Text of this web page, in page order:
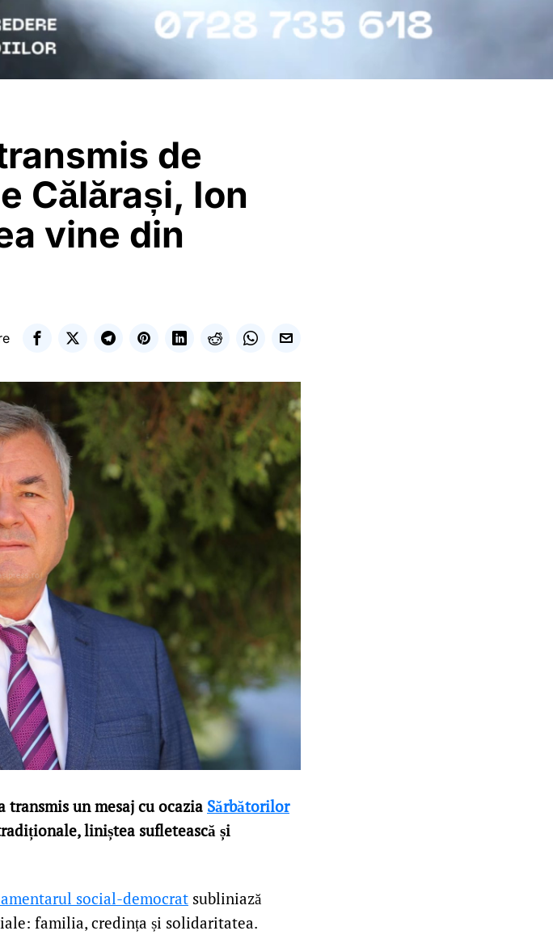
de
Călărași, Ion
vine din
transmis un mesaj cu ocazia Sărbătorilor
liniștea sufletească și
social-democrat subliniază
familia, credința și solidaritatea.